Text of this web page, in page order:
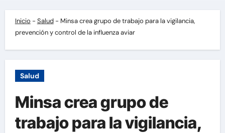
Inicio - Salud- Minsa crea grupo de trabajo para la vigilancia,
prevención y control de la influenza aviar
Salud
Minsa crea grupo de
trabajo para la vigilancia,